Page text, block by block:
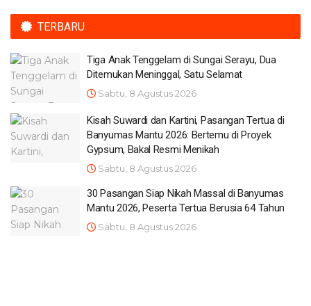
TERBARU
Tiga Anak Tenggelam di Sungai Serayu, Dua
Ditemukan Meninggal, Satu Selamat
Sabtu, 8 Agustus 2026
Kisah Suwardi dan Kartini, Pasangan Tertua di
Banyumas Mantu 2026: Bertemu di Proyek
Gypsum, Bakal Resmi Menikah
Sabtu, 8 Agustus 2026
30 Pasangan Siap Nikah Massal di Banyumas
Mantu 2026, Peserta Tertua Berusia 64 Tahun
Sabtu, 8 Agustus 2026